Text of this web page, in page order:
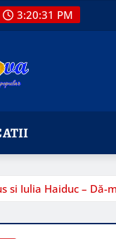
3:20:33 PM
si Iulia Haiduc –